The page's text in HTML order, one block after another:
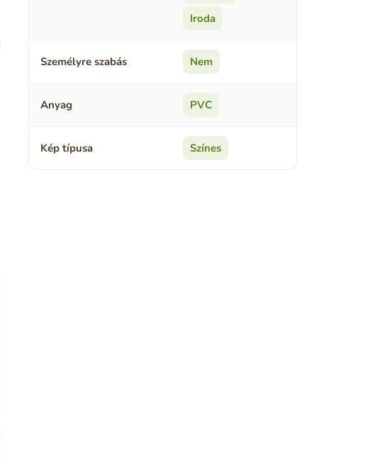
Iroda
Személyre szabás Nem
Anyag PVC
Kép típusa Színes